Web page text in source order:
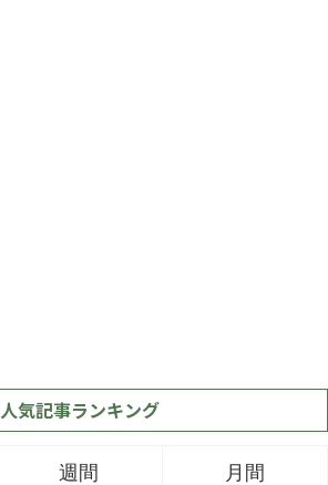
人気記事ランキング
週間 月間